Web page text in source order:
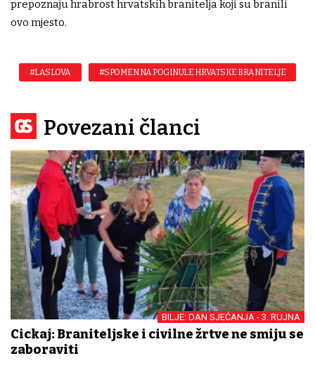
prepoznaju hrabrost hrvatskih branitelja koji su branili
ovo mjesto.
#LASLOVA #SPOMEN NA POGINULE HRVATSKE BRANITELJE
Povezani članci
BILJE: DAN SJEĆANJA - 3. RUJNA
Cickaj: Braniteljske i civilne žrtve ne smiju se
zaboraviti